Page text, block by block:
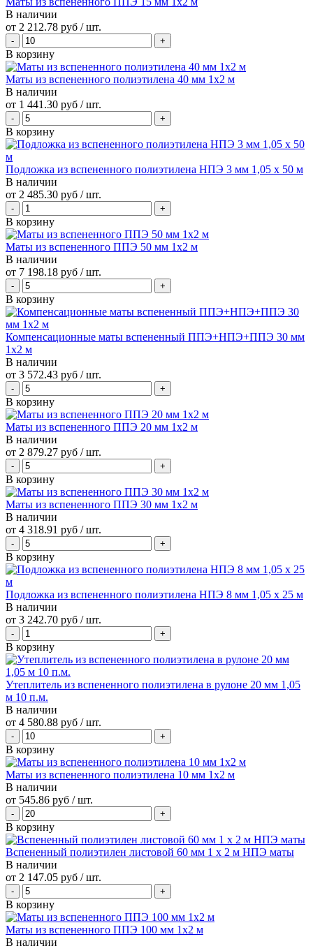
В наличии
от 2 212.78 руб / шт.
В корзину
Маты из вспененного полиэтилена 40 мм 1x2 м
В наличии
от 1 441.30 руб / шт.
В корзину
Подложка из вспененного полиэтилена НПЭ 3 мм 1,05 х 50 м
В наличии
от 2 485.30 руб / шт.
В корзину
Маты из вспененного ППЭ 50 мм 1x2 м
В наличии
от 7 198.18 руб / шт.
В корзину
Компенсационные маты вспененный ППЭ+НПЭ+ППЭ 30 мм
1x2 м
В наличии
от 3 572.43 руб / шт.
В корзину
Маты из вспененного ППЭ 20 мм 1x2 м
В наличии
от 2 879.27 руб / шт.
В корзину
Маты из вспененного ППЭ 30 мм 1x2 м
В наличии
от 4 318.91 руб / шт.
В корзину
Подложка из вспененного полиэтилена НПЭ 8 мм 1,05 х 25 м
В наличии
от 3 242.70 руб / шт.
В корзину
Утеплитель из вспененного полиэтилена в рулоне 20 мм 1,05
м 10 п.м.
В наличии
от 4 580.88 руб / шт.
В корзину
Маты из вспененного полиэтилена 10 мм 1x2 м
В наличии
от 545.86 руб / шт.
В корзину
Вспененный полиэтилен листовой 60 мм 1 х 2 м НПЭ маты
В наличии
от 2 147.05 руб / шт.
В корзину
Маты из вспененного ППЭ 100 мм 1x2 м
В наличии